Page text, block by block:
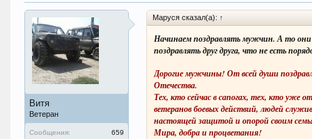
Витя
Ветеран
Сообщения:
659
Маруся сказал(а): ↑
Начинаем поздравлять мужчин. А то
поздравлять друг друга, что не есть
Дорогие мужчины! От всей души
Отечества.
Тех, кто сейчас в сапогах, тех, кто уже
ветеранов боевых действий, людей
настоящей защитой и опорой своим
Мира, добра и процветания!